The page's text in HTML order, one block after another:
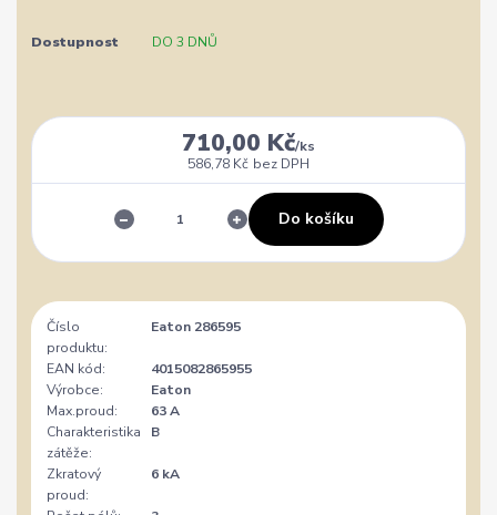
Dostupnost DO 3 DNŮ
710,00 Kč/ks
586,78 Kč bez DPH
Do košíku
Číslo
produktu:
Eaton 286595
EAN kód:
4015082865955
Výrobce:
Eaton
Max.proud:
63 A
Charakteristika
zátěže:
B
Zkratový
proud:
6 kA